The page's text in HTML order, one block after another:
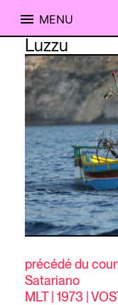
content
MENU
Luzzu
précédé du
Satariano
MLT | 1973 |